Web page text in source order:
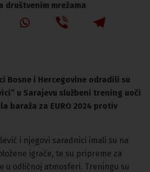
društvenim mrežama
Bosne i Hercegovine odradili su
u Sarajevu službeni trening uoči
baraža za EURO 2024 protiv
i njegovi saradnici imali su na
igrače, te su pripreme za
u odličnoj atmosferi. Treningu su